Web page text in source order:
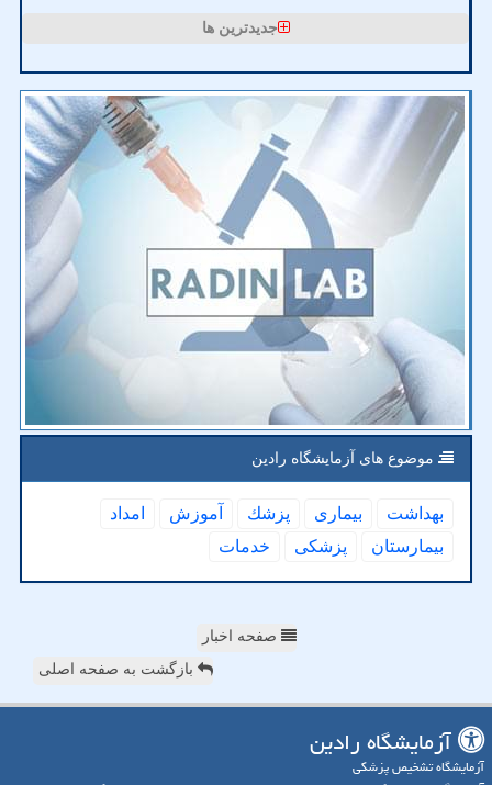
جدیدترین ها
موضوع های آزمایشگاه رادین
بهداشت بیماری پزشك آموزش
امداد
بیمارستان
پزشكی خدمات
صفحه اخبار
بازگشت به صفحه اصلی
آزمایشگاه رادین
آزمایشگاه تشخیص پزشکی